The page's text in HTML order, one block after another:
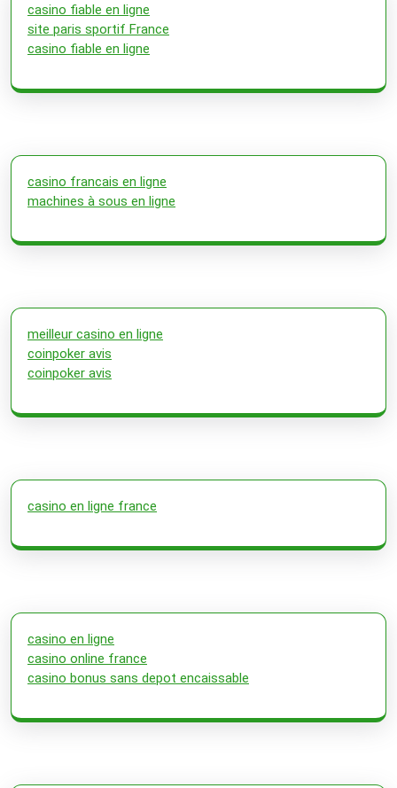
casino fiable en ligne
site paris sportif France
casino fiable en ligne
casino francais en ligne
machines à sous en ligne
meilleur casino en ligne
coinpoker avis
coinpoker avis
casino en ligne france
casino en ligne
casino online france
casino bonus sans depot encaissable